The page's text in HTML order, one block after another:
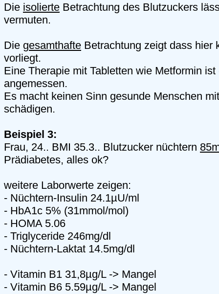
Die isolierte Betrachtung des Blutzuckers
vermuten.
Die gesamthafte Betrachtung zeigt dass hier
vorliegt.
Eine Therapie mit Tabletten wie Metformin
angemessen.
Es macht keinen Sinn gesunde Menschen
schädigen.
Beispiel 3:
Frau, 24.. BMI 35.3.. Blutzucker nüchtern
Prädiabetes, alles ok?
weitere Laborwerte zeigen:
- Nüchtern-Insulin 24.1µU/ml
- HbA1c 5% (31mmol/mol)
- HOMA 5.06
- Triglyceride 246mg/dl
- Nüchtern-Laktat 14.5mg/dl
- Vitamin B1 31,8µg/L -> Mangel
- Vitamin B6 5.59µg/L -> Mangel